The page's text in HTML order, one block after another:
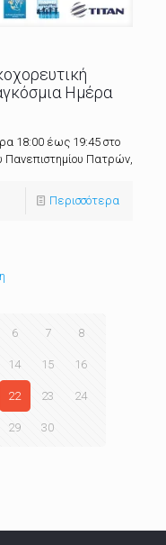
Ημέρα
18:00 έως 19:45 στο
Πανεπιστημίου Πατρών,
Περισσότερα
6 7 8
14 15 16
22 23 24
29 30